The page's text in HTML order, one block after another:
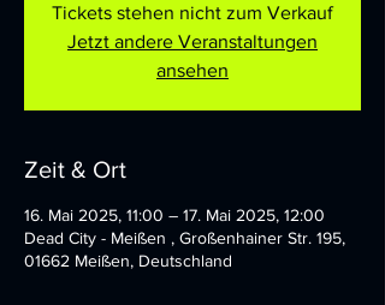
Tickets stehen nicht zum Verkauf
Jetzt andere Veranstaltungen
ansehen
Zeit & Ort
16. Mai 2025, 11:00 – 17. Mai 2025, 12:00
Dead City - Meißen , Großenhainer Str. 195,
01662 Meißen, Deutschland